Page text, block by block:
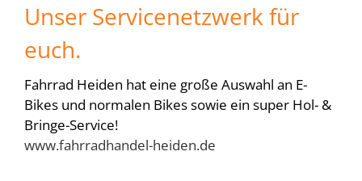
Unser Servicenetzwerk für
euch.
Fahrrad Heiden hat eine große Auswahl an E-
Bikes und normalen Bikes sowie ein super Hol- &
Bringe-Service!
www.fahrradhandel-heiden.de